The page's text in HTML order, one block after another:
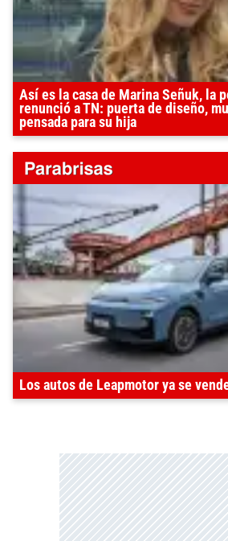
Así es la casa de Marina Señuk, la
renunció a TN: puerta de diseño,
pensada para su hija
Los autos de Leapmotor ya se